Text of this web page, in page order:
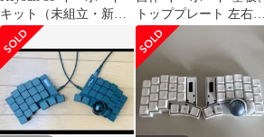
キット（未組立・新品
未使用）
トッププレート 左右
keyball 39 白